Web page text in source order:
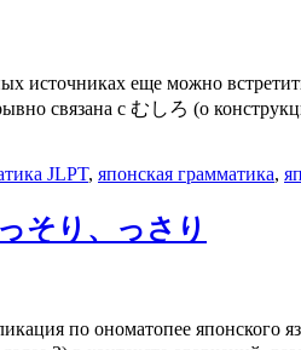
источниках еще можно
связана с むしろ (о
JLPT, японская грамматика,
そり、っさり
по ономатопее